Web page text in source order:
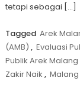
tetapi sebagai […]
Tagged Arek
(AMB) , Evaluasi
Publik Arek
Zakir Naik , Malang